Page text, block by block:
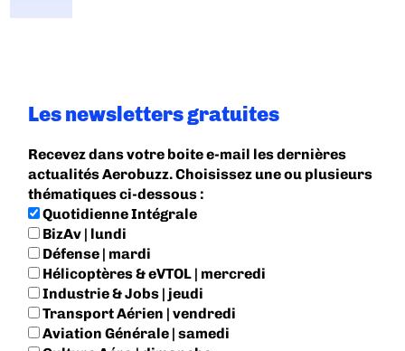
Les newsletters gratuites
Recevez dans votre boite e-mail les dernières
actualités Aerobuzz. Choisissez une ou plusieurs
thématiques ci-dessous :
Quotidienne Intégrale
BizAv | lundi
Défense | mardi
Hélicoptères & eVTOL | mercredi
Industrie & Jobs | jeudi
Transport Aérien | vendredi
Aviation Générale | samedi